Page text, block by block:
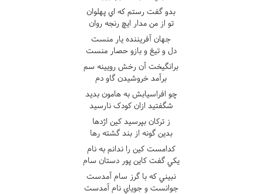
بدو گفت رستم که اي پهلوان
تو از من مدار ايچ رنجه روان
جهان آفريننده يار منست
دل و تيغ و بازو حصار منست
برانگيخت آن رخش رويينه سم
برآمد خروشيدن گاو دم
چو افراسيابش به هامون بديد
شگفتيد ازان کودک نارسيد
ز ترکان بپرسيد کين اژدها
بدين گونه از بند گشته رها
کدامست کين را ندانم به نام
يکي گفت کاين پور دستان سام
نبيني که با گرز سام آمدست
جوانست و جوياي نام آمدست